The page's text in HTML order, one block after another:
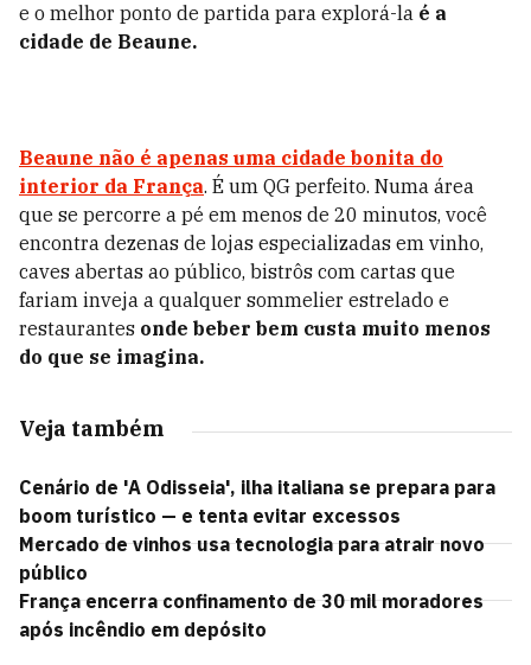
e o melhor ponto de partida para explorá-la é a
cidade de Beaune.
Beaune não é apenas uma cidade bonita do
interior da França. É um QG perfeito. Numa área
que se percorre a pé em menos de 20 minutos, você
encontra dezenas de lojas especializadas em vinho,
caves abertas ao público, bistrôs com cartas que
fariam inveja a qualquer sommelier estrelado e
restaurantes onde beber bem custa muito menos
do que se imagina.
Veja também
Cenário de 'A Odisseia', ilha italiana se prepara para
boom turístico — e tenta evitar excessos
Mercado de vinhos usa tecnologia para atrair novo
público
França encerra confinamento de 30 mil moradores
após incêndio em depósito